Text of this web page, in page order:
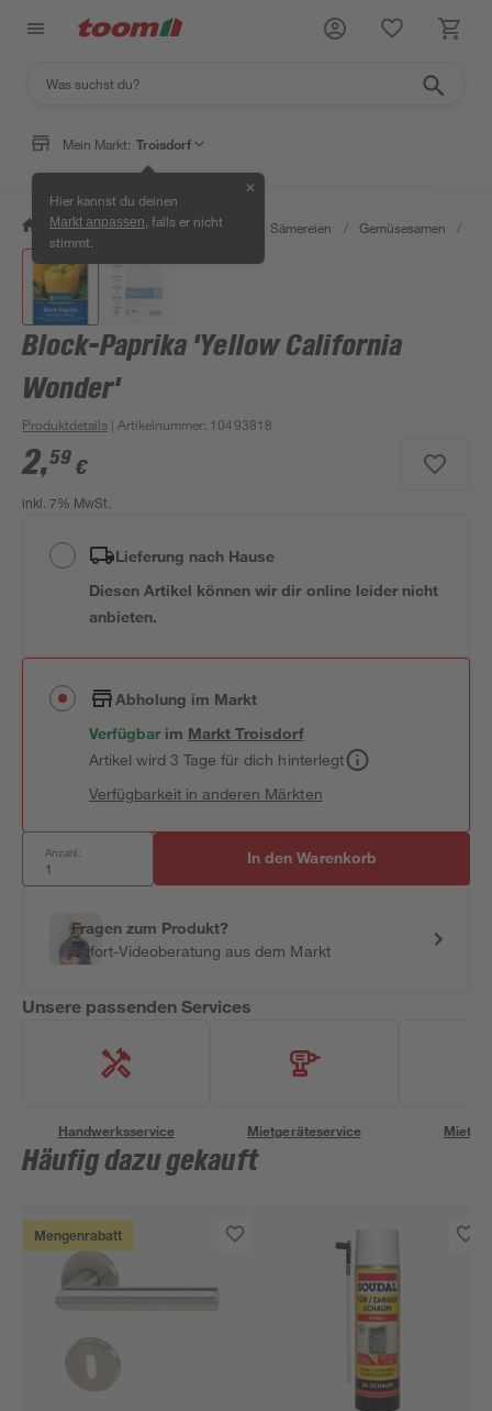
Mein Markt: Troisdorf
Hier kannst du deinen
Markt anpassen , falls er nicht
stimmt.
✕
/ Garten & Freizeit / Pflanzen Sämereien / Gemüsesamen /
Block-Paprika 'Yellow California
Wonder'
Produktdetails | Artikelnummer: 10493818
2,59 €
inkl. 7% MwSt.
Lieferung nach Hause
Diesen Artikel können wir dir online leider nicht
anbieten.
Abholung im Markt
Verfügbar im MarktTroisdorf
Artikel wird 3 Tage für dich hinterlegt
Verfügbarkeit in anderen Märkten
Anzahl: In den Warenkorb
Fragen zum Produkt?
Sofort-Videoberatung aus dem Markt
Unsere passenden Services
Handwerksservice Mietgeräteservice
Häufig dazu gekauft
Mengenrabatt